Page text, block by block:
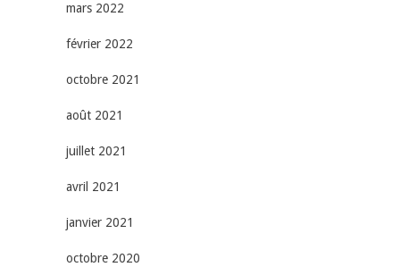
mars 2022
février 2022
octobre 2021
août 2021
juillet 2021
avril 2021
janvier 2021
octobre 2020